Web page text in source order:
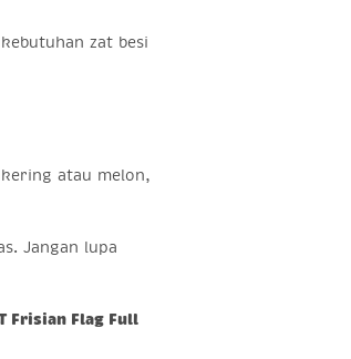
zat besi
atau melon,
Jangan lupa
Frisian Flag Full